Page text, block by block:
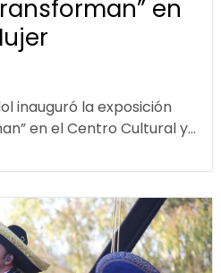
en
inauguró la exposición
en el Centro Cultural y...